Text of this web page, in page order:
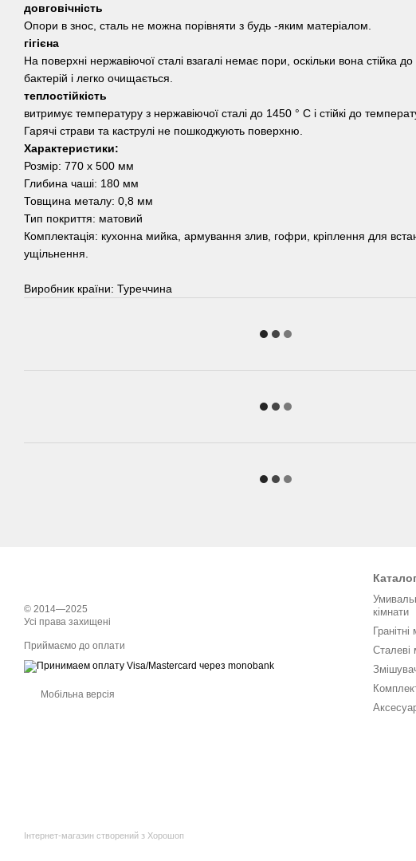
довговічність
Опори в знос, сталь не можна порівняти з будь -яким матеріалом.
гігієна
На поверхні нержавіючої сталі взагалі немає пори, оскільки вона стійка
бактерій і легко очищається.
теплостійкість
витримує температуру з нержавіючої сталі до 1450 ° С і стійкі до
Гарячі страви та каструлі не пошкоджують поверхню.
Характеристики:
Розмір: 770 х 500 мм
Глибина чаші: 180 мм
Товщина металу: 0,8 мм
Тип покриття: матовий
Комплектація: кухонна мийка, армування злив, гофри, кріплення для
ущільнення.
Виробник країни: Туреччина
© 2014—2025
Усі права захищені
Приймаємо до оплати
Мобільна версія
Інтернет-магазин створений з Хорошоп
кімнати
Сталеві